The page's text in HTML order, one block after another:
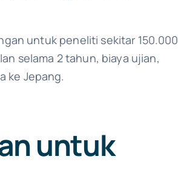
untuk peneliti sekitar 150.000
selama 2 tahun, biaya ujian,
ke Jepang.
untuk